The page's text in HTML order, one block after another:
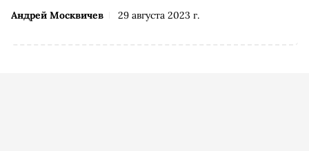
Андрей Москвичев 29 августа 2023 г.